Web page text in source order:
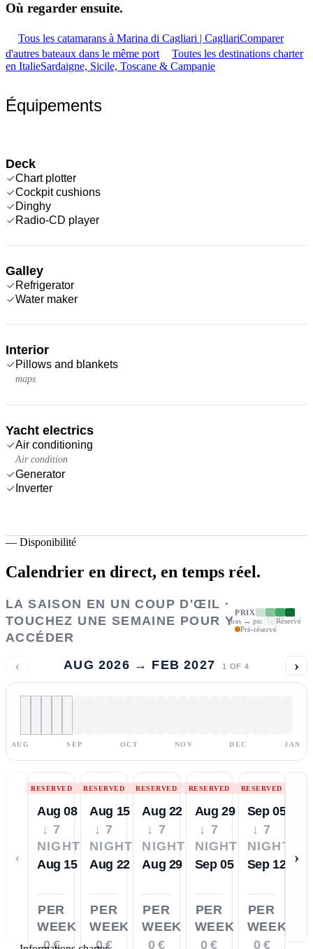
Où regarder ensuite.
Tous les catamarans à Marina di Cagliari | CagliariComparer
d'autres bateaux dans le même port
Toutes les destinations charter
en ItalieSardaigne, Sicile, Toscane & Campanie
Équipements
Deck
Chart plotter
Cockpit cushions
Dinghy
Radio-CD player
Galley
Refrigerator
Water maker
Interior
Pillows and blankets
maps
Yacht electrics
Air conditioning
Air condition
Generator
Inverter
— Disponibilité
Calendrier en direct, en temps réel.
LA SAISON EN UN COUP D'ŒIL ·
TOUCHEZ UNE SEMAINE POUR Y
ACCÉDER
PRIX
bas → pic
Réservé
Pré-réservé
‹ AUG 2026 → FEB 2027 1 OF 4 ›
AUG SEP OCT NOV DEC JAN
‹
RESERVED
Aug 08
↓ 7
NIGHTS
Aug 15
PER
WEEK
0 €
RESERVED
Aug 15
↓ 7
NIGHTS
Aug 22
PER
WEEK
0 €
RESERVED
Aug 22
↓ 7
NIGHTS
Aug 29
PER
WEEK
0 €
RESERVED
Aug 29
↓ 7
NIGHTS
Sep 05
PER
WEEK
0 €
RESERVED
Sep 05
↓ 7
NIGHTS
Sep 12
PER
WEEK
0 €
›